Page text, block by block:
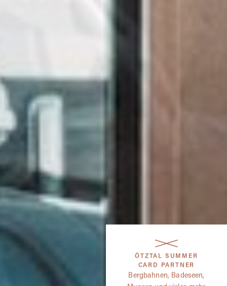
ÖTZTAL SUMMER
CARD PARTNER
Bergbahnen, Badeseen,